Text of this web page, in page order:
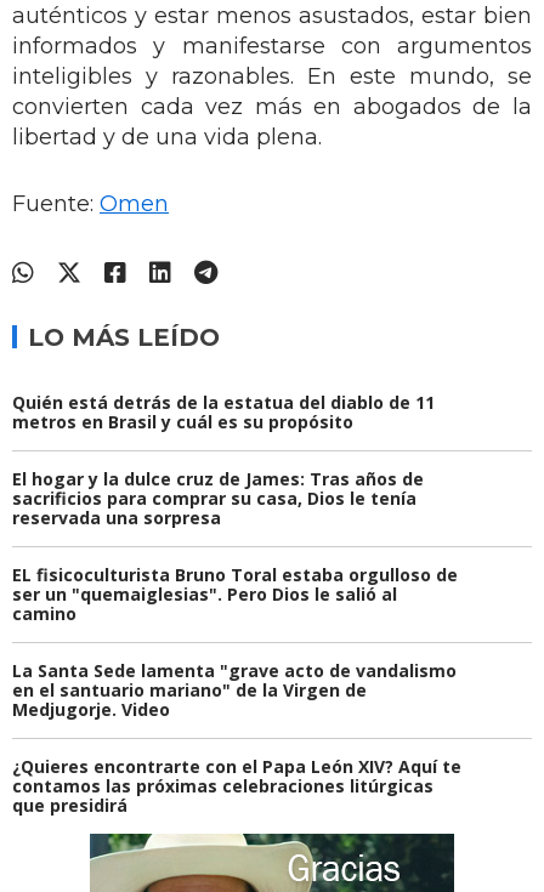
auténticos y estar menos asustados, estar bien
informados y manifestarse con argumentos
inteligibles y razonables. En este mundo, se
convierten cada vez más en abogados de la
libertad y de una vida plena.
Fuente: Omen
LO MÁS LEÍDO
Quién está detrás de la estatua del diablo de 11
metros en Brasil y cuál es su propósito
El hogar y la dulce cruz de James: Tras años de
sacrificios para comprar su casa, Dios le tenía
reservada una sorpresa
EL fisicoculturista Bruno Toral estaba orgulloso de
ser un "quemaiglesias". Pero Dios le salió al
camino
La Santa Sede lamenta "grave acto de vandalismo
en el santuario mariano" de la Virgen de
Medjugorje. Video
¿Quieres encontrarte con el Papa León XIV? Aquí te
contamos las próximas celebraciones litúrgicas
que presidirá